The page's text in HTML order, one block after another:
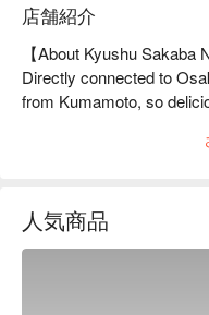
店舗紹介
【About Kyushu Sakaba
Directly connected to
from Kumamoto, so
Kappa Yokocho Branch
The specialty is horse
Kumamoto. All of the
人気商品